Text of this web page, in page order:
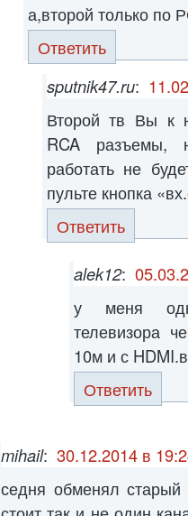
а,второй только по
Ответить
sputnik47.ru:
Второй тв Вы к
RCA разъемы,
работать не
пульте кнопка
Ответить
alek12:
у меня
телевизора
10м и с
Ответить
mihail: 30.12.2014 в
седня обменял